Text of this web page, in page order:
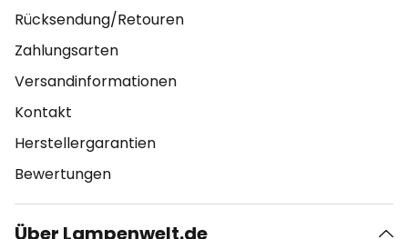
Rücksendung/Retouren
Zahlungsarten
Versandinformationen
Kontakt
Herstellergarantien
Bewertungen
Über Lampenwelt.de